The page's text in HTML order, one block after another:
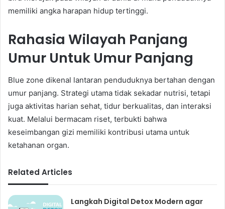
memiliki angka harapan hidup tertinggi.
Rahasia Wilayah Panjang
Umur Untuk Umur Panjang
Blue zone dikenal lantaran penduduknya bertahan dengan
umur panjang. Strategi utama tidak sekadar nutrisi, tetapi
juga aktivitas harian sehat, tidur berkualitas, dan interaksi
kuat. Melalui bermacam riset, terbukti bahwa
keseimbangan gizi memiliki kontribusi utama untuk
ketahanan organ.
Related Articles
Langkah Digital Detox Modern agar